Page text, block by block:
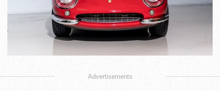
Advertisements